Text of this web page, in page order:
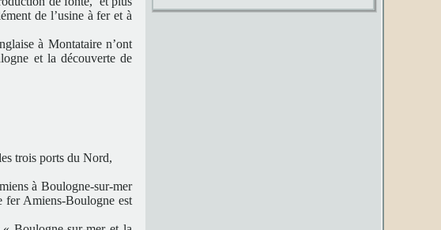
de l’usine à fer et à
à Montataire n’ont
et la découverte de
trois ports du Nord,
à Boulogne-sur-mer
fer Amiens-Boulogne est